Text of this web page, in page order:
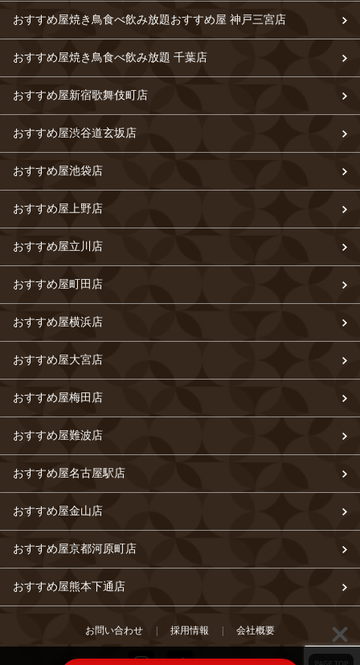
おすすめ屋焼き鳥食べ飲み放題おすすめ屋 神戸三宮店
おすすめ屋焼き鳥食べ飲み放題 千葉店
おすすめ屋新宿歌舞伎町店
おすすめ屋渋谷道玄坂店
おすすめ屋池袋店
おすすめ屋上野店
おすすめ屋立川店
おすすめ屋町田店
おすすめ屋横浜店
おすすめ屋大宮店
おすすめ屋梅田店
おすすめ屋難波店
おすすめ屋名古屋駅店
おすすめ屋金山店
おすすめ屋京都河原町店
おすすめ屋熊本下通店
お問い合わせ 採用情報 会社概要